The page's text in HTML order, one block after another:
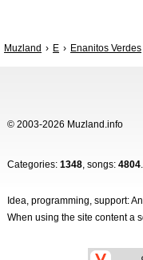
Muzland E Enanitos Verdes
© 2003-2026 Muzland.info
Categories: 1348, songs: 4804.
Idea, programming, support:
When using the site content a